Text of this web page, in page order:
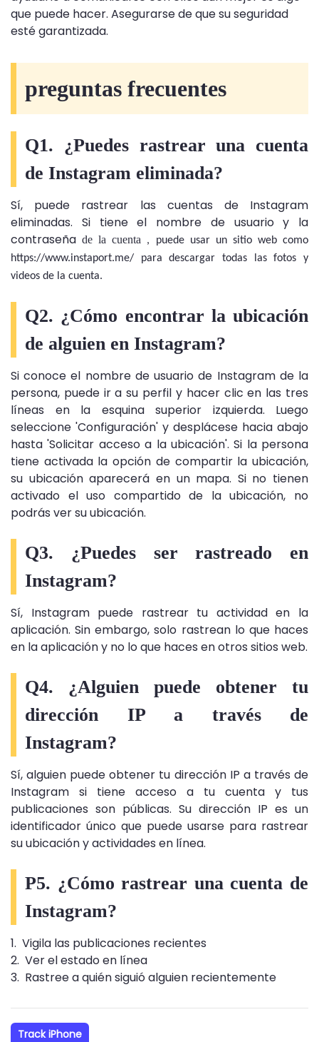
que puede hacer. Asegurarse de que su seguridad
esté garantizada.
preguntas frecuentes
Q1. ¿Puedes rastrear una cuenta
de Instagram eliminada?
Sí, puede rastrear las cuentas de Instagram
eliminadas. Si tiene el nombre de usuario y la
contraseñade la cuenta , puede usar un sitio web como
https://www.instaport.me/ para descargar todas las fotos y
videos de la cuenta.
Q2. ¿Cómo encontrar la ubicación
de alguien en Instagram?
Si conoce el nombre de usuario de Instagram de la
persona, puede ir a su perfil y hacer clic en las tres
líneas en la esquina superior izquierda. Luego
seleccione 'Configuración' y desplácese hacia abajo
hasta 'Solicitar acceso a la ubicación'. Si la persona
tiene activada la opción de compartir la ubicación,
su ubicación aparecerá en un mapa. Si no tienen
activado el uso compartido de la ubicación, no
podrás ver su ubicación.
Q3. ¿Puedes ser rastreado en
Instagram?
Sí, Instagram puede rastrear tu actividad en la
aplicación. Sin embargo, solo rastrean lo que haces
en la aplicación y no lo que haces en otros sitios web.
Q4. ¿Alguien puede obtener tu
dirección IP a través de
Instagram?
Sí, alguien puede obtener tu dirección IP a través de
Instagram si tiene acceso a tu cuenta y tus
publicaciones son públicas. Su dirección IP es un
identificador único que puede usarse para rastrear
su ubicación y actividades en línea.
P5. ¿Cómo rastrear una cuenta de
Instagram?
1. Vigila las publicaciones recientes
2. Ver el estado en línea
3. Rastree a quién siguió alguien recientemente
Track iPhone